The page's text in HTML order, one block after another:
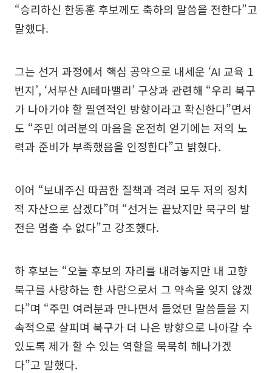
“승리하신 한동훈 후보께도 축하의 말씀을 전한다”고
말했다.
그는 선거 과정에서 핵심 공약으로 내세운 ‘AI 교육 1
번지’, ‘서부산 AI테마밸리’ 구상과 관련해 “우리 북구
가 나아가야 할 필연적인 방향이라고 확신한다”면서
도 “주민 여러분의 마음을 온전히 얻기에는 저의 노
력과 준비가 부족했음을 인정한다”고 밝혔다.
이어 “보내주신 따끔한 질책과 격려 모두 저의 정치
적 자산으로 삼겠다”며 “선거는 끝났지만 북구의 발
전은 멈출 수 없다”고 강조했다.
하 후보는 “오늘 후보의 자리를 내려놓지만 내 고향
북구를 사랑하는 한 사람으로서 그 약속을 잊지 않겠
다”며 “주민 여러분과 만나면서 들었던 말씀들을 지
속적으로 살피며 북구가 더 나은 방향으로 나아갈 수
있도록 제가 할 수 있는 역할을 묵묵히 해나가겠
다”고 말했다.